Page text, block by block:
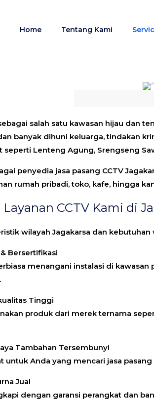
Home Tentang Kami
Jasa
salah satu kawasan hijau dan
banyak dihuni keluarga, tindakan
Lenteng Agung, Srengseng
penyedia jasa pasang CCTV
rumah pribadi, toko, kafe, hingga
CCTV Kami di
wilayah Jagakarsa dan
Bersertifikasi
menangani instalasi di
Tinggi
produk dari merek ternama
Tambahan Tersembunyi
untuk Anda yang mencari jasa
Jual
dengan garansi perangkat dan